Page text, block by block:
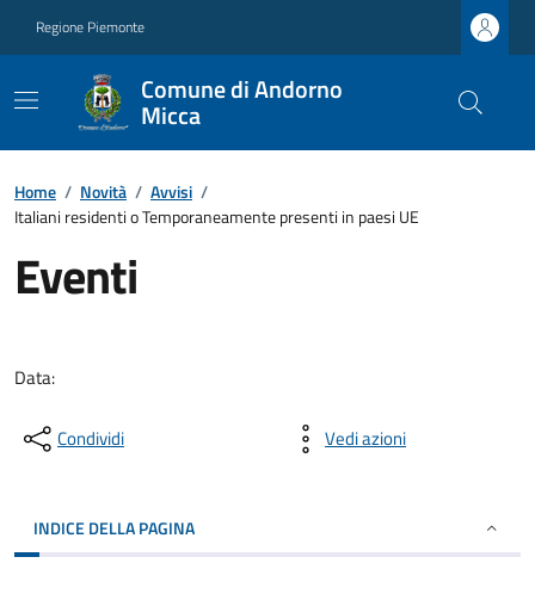
Regione Piemonte
Comune di Andorno
Micca
Home / Novità / Avvisi /
Italiani residenti o Temporaneamente presenti in paesi UE
Eventi
Data:
Condividi Vedi azioni
INDICE DELLA PAGINA